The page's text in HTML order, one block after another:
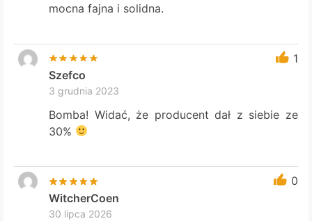
mocna fajna i solidna.
1
Szefco
3 grudnia 2023
Bomba! Widać, że producent dał z siebie ze
30%
0
WitcherCoen
30 lipca 2026